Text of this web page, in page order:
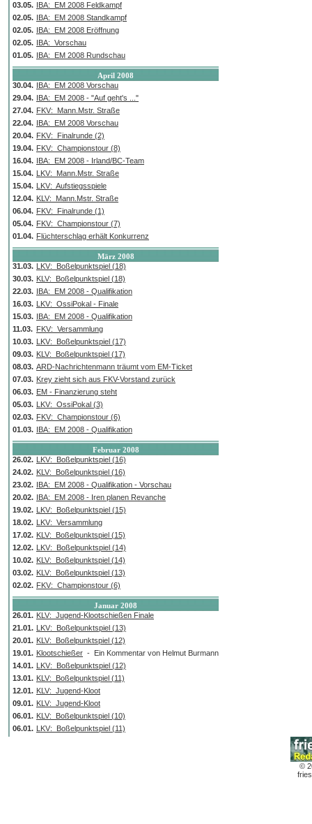
03.05. IBA: EM 2008 Feldkampf
02.05. IBA: EM 2008 Standkampf
02.05. IBA: EM 2008 Eröffnung
02.05. IBA: Vorschau
01.05. IBA: EM 2008 Rundschau
April 2008
30.04. IBA: EM 2008 Vorschau
29.04. IBA: EM 2008 - "Auf geht's ..."
27.04. FKV: Mann.Mstr. Straße
22.04. IBA: EM 2008 Vorschau
20.04. FKV: Finalrunde (2)
19.04. FKV: Championstour (8)
16.04. IBA: EM 2008 - Irland/BC-Team
15.04. LKV: Mann.Mstr. Straße
15.04. LKV: Aufstiegsspiele
12.04. KLV: Mann.Mstr. Straße
06.04. FKV: Finalrunde (1)
05.04. FKV: Championstour (7)
01.04. Flüchterschlag erhält Konkurrenz
März 2008
31.03. LKV: Boßelpunktspiel (18)
30.03. KLV: Boßelpunktspiel (18)
22.03. IBA: EM 2008 - Qualifikation
16.03. LKV: OssiPokal - Finale
15.03. IBA: EM 2008 - Qualifikation
11.03. FKV: Versammlung
10.03. LKV: Boßelpunktspiel (17)
09.03. KLV: Boßelpunktspiel (17)
08.03. ARD-Nachrichtenmann träumt vom EM-Ticket
07.03. Krey zieht sich aus FKV-Vorstand zurück
06.03. EM - Finanzierung steht
05.03. LKV: OssiPokal (3)
02.03. FKV: Championstour (6)
01.03. IBA: EM 2008 - Qualifikation
Februar 2008
26.02. LKV: Boßelpunktspiel (16)
24.02. KLV: Boßelpunktspiel (16)
23.02. IBA: EM 2008 - Qualifikation - Vorschau
20.02. IBA: EM 2008 - Iren planen Revanche
19.02. LKV: Boßelpunktspiel (15)
18.02. LKV: Versammlung
17.02. KLV: Boßelpunktspiel (15)
12.02. LKV: Boßelpunktspiel (14)
10.02. KLV: Boßelpunktspiel (14)
03.02. KLV: Boßelpunktspiel (13)
02.02. FKV: Championstour (6)
Januar 2008
26.01. KLV: Jugend-Klootschießen Finale
21.01. LKV: Boßelpunktspiel (13)
20.01. KLV: Boßelpunktspiel (12)
19.01. Klootschießer - Ein Kommentar von Helmut Burmann
14.01. LKV: Boßelpunktspiel (12)
13.01. KLV: Boßelpunktspiel (11)
12.01. KLV: Jugend-Kloot
09.01. KLV: Jugend-Kloot
06.01. KLV: Boßelpunktspiel (10)
06.01. LKV: Boßelpunktspiel (11)
©